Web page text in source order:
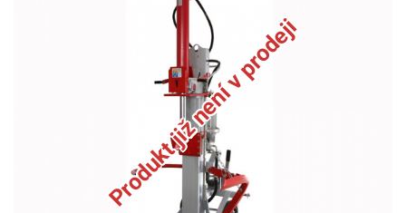
Benzínové sekačky
Akumulátorové sekačkyProdukt již není v prodeji